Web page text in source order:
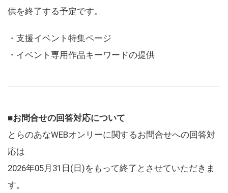
供を終了する予定です。
・支援イベント特集ページ
・イベント専用作品キーワードの提供
■お問合せの回答対応について
とらのあなWEBオンリーに関するお問合せへの回答対
応は
2026年05月31日(日)をもって終了とさせていただきま
す。